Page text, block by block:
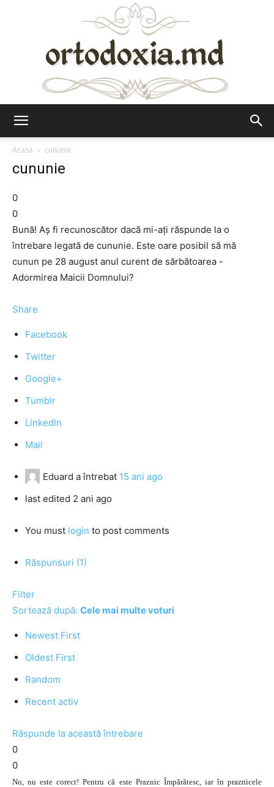
Acasă
cununie
cununie
0
0
Bună! Aş fi recunoscător dacă mi-aţi răspunde la o
întrebare legată de cununie. Este oare posibil să mă
cunun pe 28 august anul curent de sărbătoarea -
Adormirea Maicii Domnului?
Share
Facebook
Twitter
Google+
Tumblr
LinkedIn
Mail
Eduard a întrebat 15 ani ago
last edited 2 ani ago
You must login to post comments
Răspunsuri (1)
Filter
Sortează după: Cele mai multe voturi
Newest First
Oldest First
Random
Recent activ
Răspunde la această întrebare
0
0
Nu, nu este corect! Pentru că este Praznic Împărătesc, iar în praznicele